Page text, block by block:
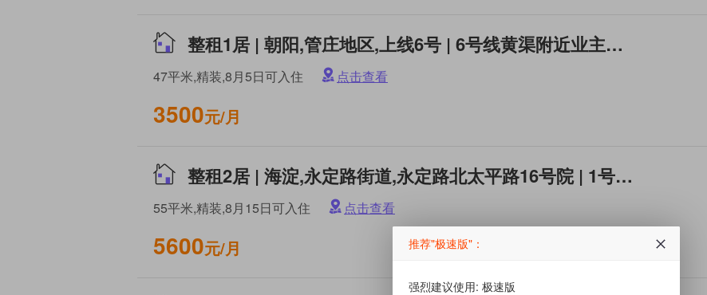
整租1居 | 朝阳,管庄地区,上线6号 | 6号线黄渠附近业主直租
47平米,精装,8月5日可入住 点击查看
3500元/月
整租2居 | 海淀,永定路街道,永定路北太平路16号院 | 1号线玉泉路地铁站，五棵
55平米,精装,8月15日可入住 点击查看
5600元/月 推荐"极速版"：
强烈建议使用: 极速版